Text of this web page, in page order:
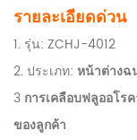
รายละเอียดด่วน
1. รุ่น: ZCHJ-4012
2. ประเภท: หน้าต่างฉ
3 การเคลือบฟลูออโร
ของลูกค้า